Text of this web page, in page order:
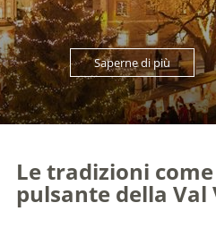
Saperne di più
Le tradizioni
pulsante della Val